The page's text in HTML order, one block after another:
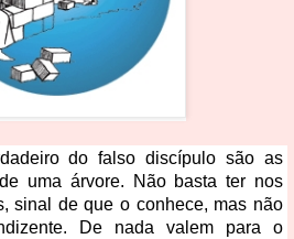
do falso discípulo são as
uma árvore. Não basta ter nos
sinal de que o conhece, mas não
De nada valem para o